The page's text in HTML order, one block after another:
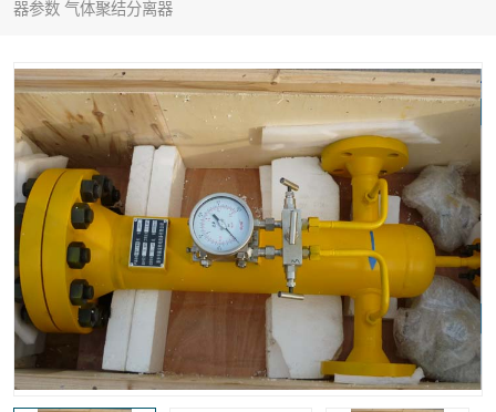
器参数 气体聚结分离器
硝酸尾气分离器 酸雾聚结分离器
高炉煤气过滤器 替代进口过滤器
化工盐酸气聚结器 耐腐蚀除雾器滤芯